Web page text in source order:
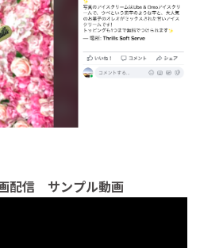
配信 サンプル動画